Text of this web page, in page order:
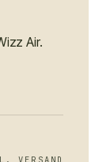
Air.
VERSAND